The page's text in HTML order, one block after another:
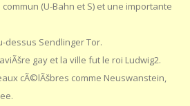
(U-Bahn et S) et une importante
Sendlinger Tor.
gay et la ville fut le roi Ludwig2.
cÃ©lÃšbres comme Neuswanstein,